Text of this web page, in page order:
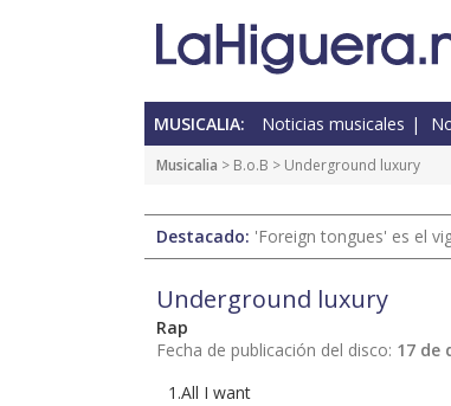
MUSICALIA: Noticias musicales
Musicalia > B.o.B > Underground luxury
Destacado: 'Foreign tongues' es el
Underground luxury
Rap
Fecha de publicación del disco: 17 de
1.All I want